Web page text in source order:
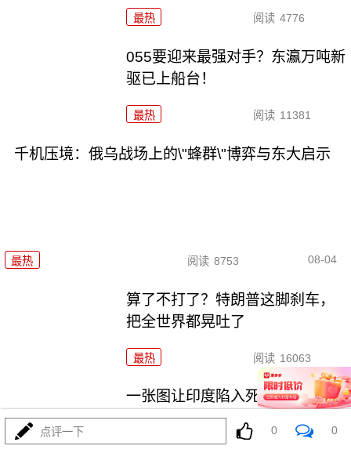
最热 阅读 4776
055要迎来最强对手？东瀛万吨新
驱已上船台！
最热 阅读 11381
千机压境：俄乌战场上的\"蜂群\"博弈与东大启示
最热 阅读 8753 08-04
算了不打了？特朗普这脚刹车，
把全世界都晃吐了
最热 阅读 16063
一张图让印度陷入死寂，五枚金
牌背后的终极真相
点评一下 0 0